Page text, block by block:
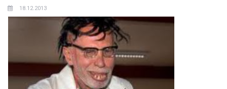
18.12.2013